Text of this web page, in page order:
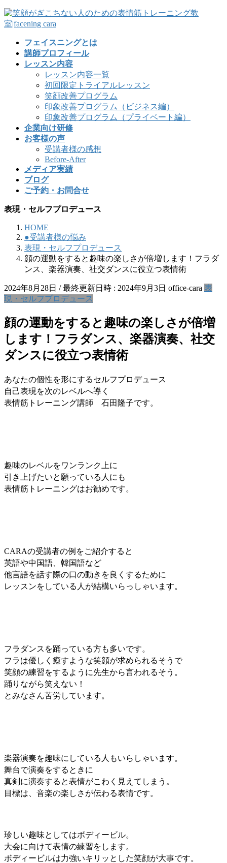
フェイスニングとは
講師プロフィール
レッスン内容
レッスン内容一覧
初回限定トライアルレッスン
笑顔改善プログラム
印象改善プログラム（ビジネス編）
印象改善プログラム（プライベート編）
企業向け研修
お客様の声
受講者様の感想
Before-After
メディア実績
ブログ
ご予約・お問合せ
表現・セルフプロデュース
HOME
●受講者様の悩み
表現・セルフプロデュース
顔の運動をすると趣味の楽しさが倍増します！フラダ
ンス、楽器演奏、社交ダンスに役立つ表情術
2024年8月28日 / 最終更新日時 : 2024年9月3日 office-cara 表
現・セルフプロデュース
顔の運動をすると趣味の楽しさが倍増
します！フラダンス、楽器演奏、社交
ダンスに役立つ表情術
あなたの個性を形にするセルフプロデュース
自己表現を次のレベルへ導く
表情筋トレーニング講師 石田隆子です。
趣味のレベルをワンランク上に
引き上げたいと 願っている人にも
表情筋トレーニングはお勧めです。
CARAの受講者の例をご紹介すると
英語や中国語、韓国語など
他言語を話す際の口の動きを良くするために
レッスンをしている人が結構いらっしゃいます。
フラダンスを踊っている方も多いです。
フラは優しく癒すような笑顔が求められるそうで
笑顔の練習をするように先生から言われるそう。
踊りながら笑えない！
とみなさん苦労しています。
楽器演奏を趣味にしている人もいらしゃいます。
舞台で演奏をするときに
真剣に演奏すると表情がこわく見えてしまう。
目標は、音楽の楽しさが伝わる表情です。
珍しい趣味としてはボディービル。
大会に向けて表情の練習をします。
ボディービルは力強いキリッとした笑顔が大事です。